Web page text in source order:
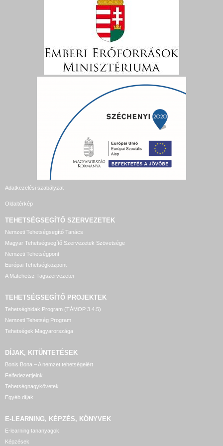
Adatkezelési szabályzat
Oldaltérkép
TEHETSÉGSEGÍTŐ SZERVEZETEK
Nemzeti Tehetségsegítő Tanács
Magyar Tehetségsegítő Szervezetek Szövetsége
Nemzeti Tehetségpont
Európai Tehetségközpont
A Matehetsz Tagszervezetei
TEHETSÉGSEGÍTŐ PROJEKTEK
Tehetséghidak Program (TÁMOP 3.4.5)
Nemzeti Tehetség Program
Tehetségek Magyarországa
DÍJAK, KITÜNTETÉSEK
Bonis Bona – A nemzet tehetségeiért
Felfedezettjeink
Tehetségnagykövetek
Egyéb díjak
E-LEARNING, KÉPZÉS, KÖNYVEK
E-learning tananyagok
Képzések